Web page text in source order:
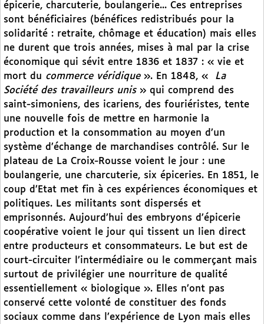
épicerie, charcuterie, boulangerie... Ces entreprises
sont bénéficiaires (bénéfices redistribués pour la
solidarité : retraite, chômage et éducation) mais elles
ne durent que trois années, mises à mal par la crise
économique qui sévit entre 1836 et 1837 : « vie et
mort du commerce véridique». En 1848, «
La
Société des travailleurs unis» qui comprend des
saint-simoniens, des icariens, des fouriéristes, tente
une nouvelle fois de mettre en harmonie la
production et la consommation au moyen d’un
système d’échange de marchandises contrôlé. Sur le
plateau de La Croix-Rousse voient le jour : une
boulangerie, une charcuterie, six épiceries. En 1851, le
coup d’Etat met fin à ces expériences économiques et
politiques. Les militants sont dispersés et
emprisonnés. Aujourd’hui des embryons d’épicerie
coopérative voient le jour qui tissent un lien direct
entre producteurs et consommateurs. Le but est de
court-circuiter l’intermédiaire ou le commerçant mais
surtout de privilégier une nourriture de qualité
essentiellement « biologique ». Elles n’ont pas
conservé cette volonté de constituer des fonds
sociaux comme dans l’expérience de Lyon mais elles